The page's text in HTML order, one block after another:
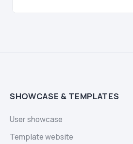
SHOWCASE & TEMPLATES
User showcase
Template website